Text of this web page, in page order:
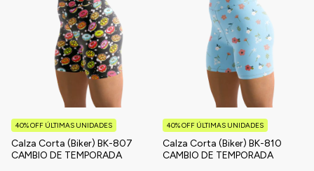
Calza Corta (Biker) BK-807
CAMBIO DE TEMPORADA
40% OFF ÚLTIMAS UNIDADES
Calza Corta (Biker) BK-810
CAMBIO DE TEMPORADA
40% OFF ÚLTIMAS UNIDADES